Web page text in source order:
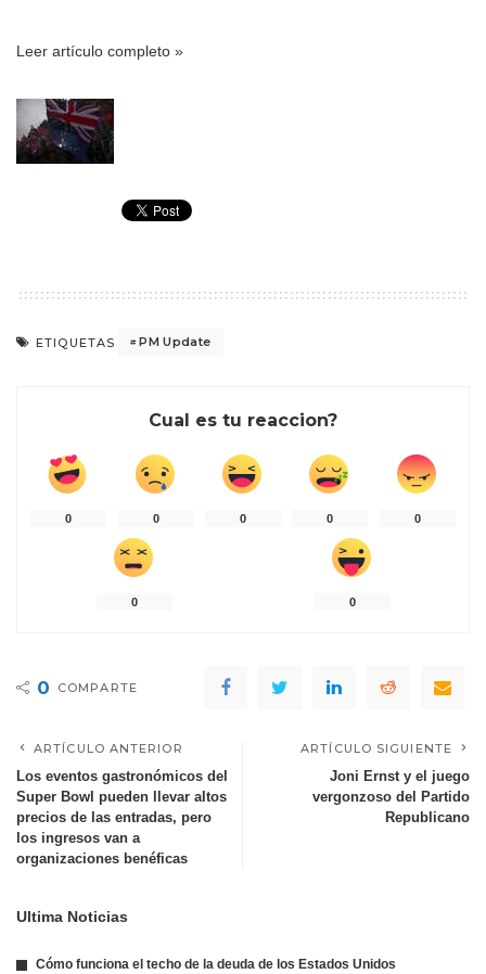
Leer artículo completo »
ETIQUETAS PM Update
Cual es tu reaccion?
0 0 0 0 0
0 0
0 COMPARTE
ARTÍCULO ANTERIOR
Los eventos gastronómicos del
Super Bowl pueden llevar altos
precios de las entradas, pero
los ingresos van a
organizaciones benéficas
ARTÍCULO SIGUIENTE
Joni Ernst y el juego
vergonzoso del Partido
Republicano
Ultima Noticias
Cómo funciona el techo de la deuda de los Estados Unidos